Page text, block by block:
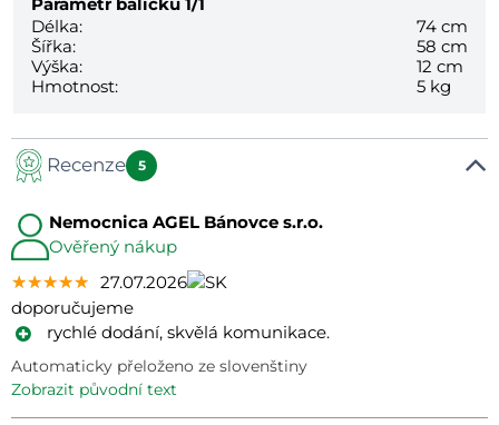
Délka:
74 cm
Šířka:
58 cm
Výška:
12 cm
Hmotnost:
5 kg
Recenze 5
Nemocnica AGEL Bánovce s.r.o.
Ověřený nákup
★★★★★
★★★★★
★★★★★ 27.07.2026
doporučujeme
rychlé dodání, skvělá komunikace.
Automaticky přeloženo ze slovenštiny
zobrazit původní text